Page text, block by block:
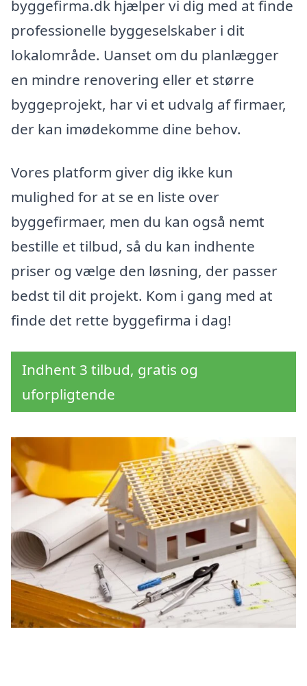
byggefirma.dk hjælper vi dig med at finde
professionelle byggeselskaber i dit
lokalområde. Uanset om du planlægger
en mindre renovering eller et større
byggeprojekt, har vi et udvalg af firmaer,
der kan imødekomme dine behov.
Vores platform giver dig ikke kun
mulighed for at se en liste over
byggefirmaer, men du kan også nemt
bestille et tilbud, så du kan indhente
priser og vælge den løsning, der passer
bedst til dit projekt. Kom i gang med at
finde det rette byggefirma i dag!
Indhent 3 tilbud, gratis og
uforpligtende